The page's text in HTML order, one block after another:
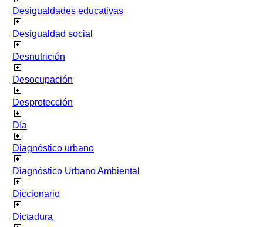
Desigualdades educativas
Desigualdad social
Desnutrición
Desocupación
Desprotección
Día
Diagnóstico urbano
Diagnóstico Urbano Ambiental
Diccionario
Dictadura